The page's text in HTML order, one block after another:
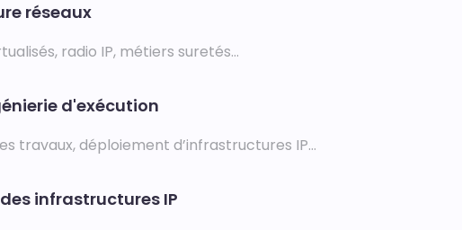
réseaux
radio IP, métiers suretés…
d'exécution
travaux, déploiement d’infrastructures IP…
infrastructures IP